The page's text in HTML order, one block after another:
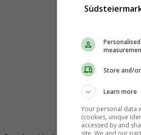
Store and/
Learn more
Your personal data
(cookies, unique
accessed by and
site. We and our